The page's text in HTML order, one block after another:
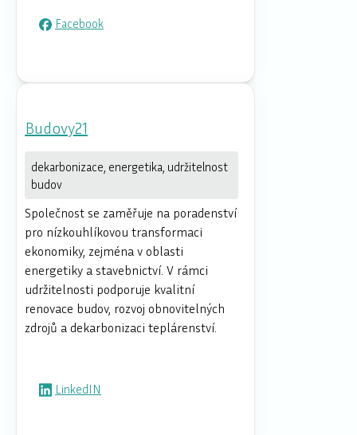
Facebook
Budovy21
dekarbonizace, energetika, udržitelnost
budov
Společnost se zaměřuje na poradenství
pro nízkouhlíkovou transformaci
ekonomiky, zejména v oblasti
energetiky a stavebnictví. V rámci
udržitelnosti podporuje kvalitní
renovace budov, rozvoj obnovitelných
zdrojů a dekarbonizaci teplárenství.
LinkedIN